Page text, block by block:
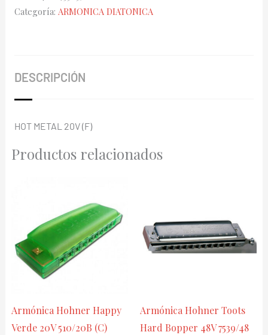
572/20
Categoría: ARMONICA DIATONICA
DESCRIPCIÓN
HOT METAL 20V (F)
Productos relacionados
Armónica Hohner Happy
Verde 20V 510/20B (C)
Armónica Hohner Toots
Hard Bopper 48V 7539/48